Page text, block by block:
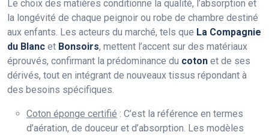
Le choix des matières conditionne la qualité, l’absorption et
la longévité de chaque peignoir ou robe de chambre destiné
aux enfants. Les acteurs du marché, tels que La Compagnie
du Blanc et Bonsoirs, mettent l’accent sur des matériaux
éprouvés, confirmant la prédominance du coton et de ses
dérivés, tout en intégrant de nouveaux tissus répondant à
des besoins spécifiques.
Coton éponge certifié : C’est la référence en termes
d’aération, de douceur et d’absorption. Les modèles